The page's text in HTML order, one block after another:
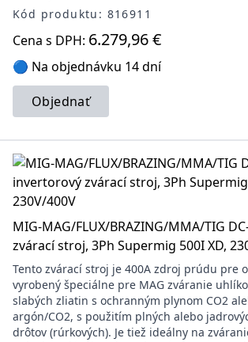
Kód produktu: 816911
Cena s DPH: 6.279,96 €
🔵 Na objednávku 14 dní
Objednať
MIG-MAG/FLUX/BRAZING/MMA/TIG
zvárací stroj, 3Ph Supermig 500I XD,
Tento zvárací stroj je 400A zdroj prúdu pre
vyrobený špeciálne pre MAG zváranie
slabých zliatin s ochranným plynom CO2
argón/CO2, s použitím plných alebo
drôtov (rúrkových). Je tiež ideálny na